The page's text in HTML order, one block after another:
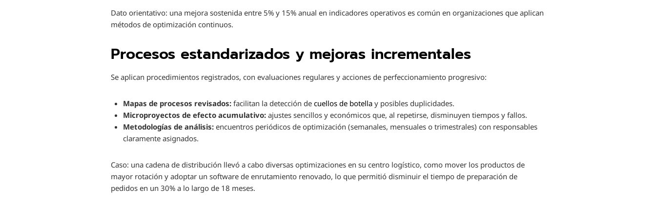
Dato orientativo: una mejora sostenida entre 5% y 15% anual en indicadores operativos es común en organizaciones que aplican
métodos de optimización continuos.
Procesos estandarizados y mejoras incrementales
Se aplican procedimientos registrados, con evaluaciones regulares y acciones de perfeccionamiento progresivo:
Mapas de procesos revisados: facilitan la detección decuellos de botella y posibles duplicidades.
Microproyectos de efecto acumulativo: ajustes sencillos y económicos que, al repetirse, disminuyen tiempos y fallos.
Metodologías de análisis: encuentros periódicos de optimización (semanales, mensuales o trimestrales) con responsables
claramente asignados.
Caso: una cadena de distribución llevó a cabo diversas optimizaciones en su centro logístico, como mover los productos de
mayor rotación y adoptar un software de enrutamiento renovado, lo que permitió disminuir el tiempo de preparación de
pedidos en un 30% a lo largo de 18 meses.